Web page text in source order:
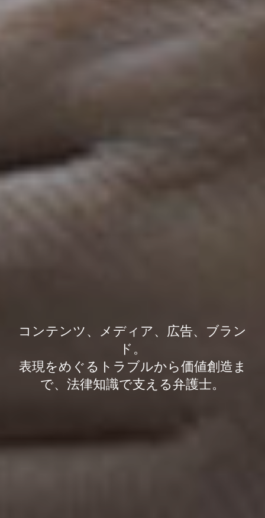
コンテンツ、メディア、広告、ブラン
ド。
表現をめぐるトラブルから価値創造ま
で、法律知識で支える弁護士。